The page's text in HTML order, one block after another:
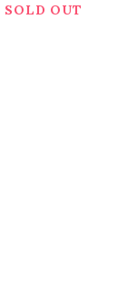
SOLD OUT